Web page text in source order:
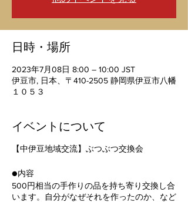
日時・場所
2023年7月08日 8:00 – 10:00 JST
伊豆市, 日本、〒410-2505 静岡県伊豆市八幡
１０５３
イベントについて
【中伊豆地域交流】ぶつぶつ交換会
●内容
500円相当の手作りの品を持ち寄り交換し合
います。自分がなぜそれを作ったのか、など